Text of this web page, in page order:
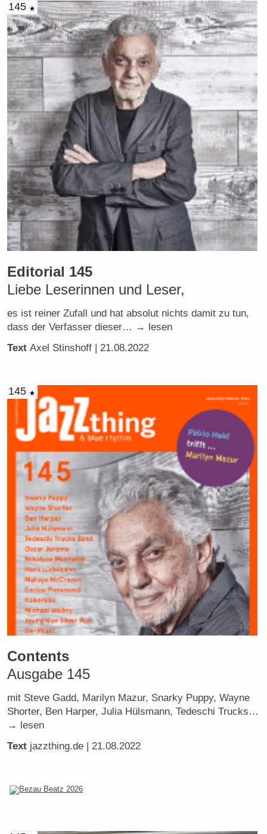
145
Editorial 145
Liebe Leserinnen und Leser,
es ist reiner Zufall und hat absolut nichts damit zu tun,
dass der Verfasser dieser… → lesen
Text Axel Stinshoff | 21.08.2022
145
Contents
Ausgabe 145
mit Steve Gadd, Marilyn Mazur, Snarky Puppy, Wayne
Shorter, Ben Harper, Julia Hülsmann, Tedeschi Trucks…
→ lesen
Text jazzthing.de | 21.08.2022